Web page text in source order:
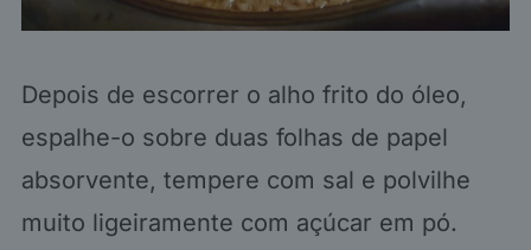
Depois de escorrer o alho frito do óleo,
espalhe-o sobre duas folhas de papel
absorvente, tempere com sal e polvilhe
muito ligeiramente com açúcar em pó.